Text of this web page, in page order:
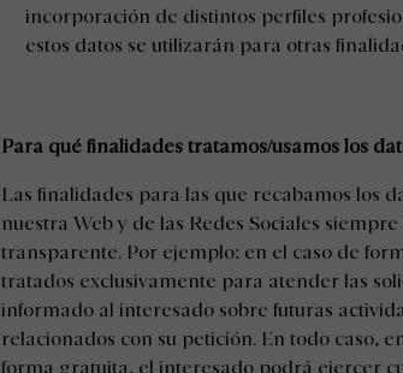
incorporación de distintos perfiles
estos datos se utilizarán para otras
Para qué finalidades tratamos/usamos los
Las finalidades para las que recabamos los
nuestra Web y de las Redes Sociales
transparente. Por ejemplo: en el caso de
tratados exclusivamente para atender las
informado al interesado sobre futuras
relacionados con su petición. En todo caso,
forma gratuita, el interesado podrá ejercer